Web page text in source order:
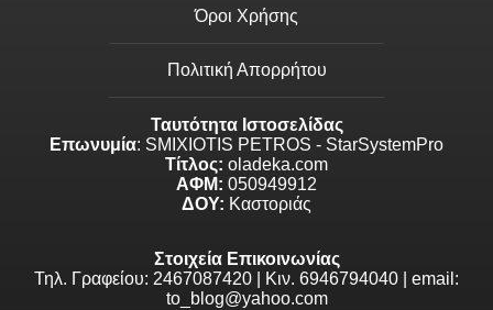
Όροι Χρήσης
Πολιτική Απορρήτου
Ταυτότητα Ιστοσελίδας
Επωνυμία: SMIXIOTIS PETROS - StarSystemPro
Τίτλος: oladeka.com
ΑΦΜ: 050949912
ΔΟΥ: Καστοριάς
Στοιχεία Επικοινωνίας
Τηλ. Γραφείου: 2467087420 | Κιν. 6946794040 | email:
to_blog@yahoo.com